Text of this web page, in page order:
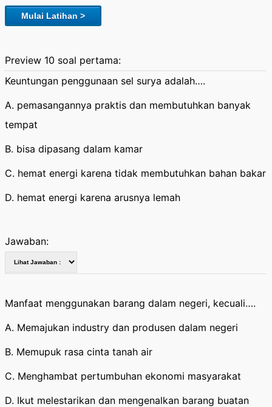
Mulai Latihan >
Preview 10 soal pertama:
Keuntungan penggunaan sel surya adalah….
A. pemasangannya praktis dan membutuhkan banyak
tempat
B. bisa dipasang dalam kamar
C. hemat energi karena tidak membutuhkan bahan bakar
D. hemat energi karena arusnya lemah
Jawaban:
Manfaat menggunakan barang dalam negeri, kecuali….
A. Memajukan industry dan produsen dalam negeri
B. Memupuk rasa cinta tanah air
C. Menghambat pertumbuhan ekonomi masyarakat
D. Ikut melestarikan dan mengenalkan barang buatan